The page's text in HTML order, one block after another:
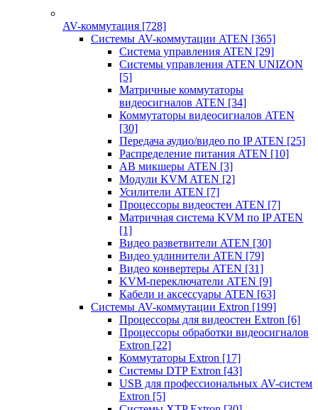
AV-коммутация [728]
Системы AV-коммутации ATEN [365]
Система управления ATEN [29]
Системы управления ATEN UNIZON
[5]
Матричные коммутаторы
видеосигналов ATEN [34]
Коммутаторы видеосигналов ATEN
[30]
Передача аудио/видео по IP ATEN [25]
Распределение питания ATEN [10]
АВ микшеры ATEN [3]
Модули KVM ATEN [2]
Усилители ATEN [7]
Процессоры видеостен ATEN [7]
Матричная система KVM по IP ATEN
[1]
Видео разветвители ATEN [30]
Видео удлинители ATEN [79]
Видео конвертеры ATEN [31]
KVM-переключатели ATEN [9]
Кабели и аксессуары ATEN [63]
Системы AV-коммутации Extron [199]
Процессоры для видеостен Extron [6]
Процессоры обработки видеосигналов
Extron [22]
Коммутаторы Extron [17]
Системы DTP Extron [43]
USB для профессиональных AV-систем
Extron [5]